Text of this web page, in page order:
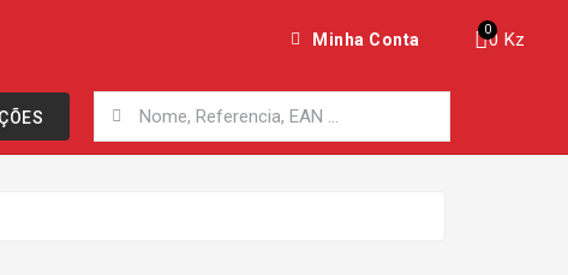
Minha Conta 0 Kz